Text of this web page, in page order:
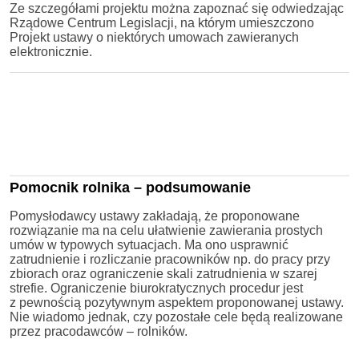
Ze szczegółami projektu można zapoznać się odwiedzając
Rządowe Centrum Legislacji, na którym umieszczono
Projekt ustawy o niektórych umowach zawieranych
elektronicznie.
Pomocnik rolnika – podsumowanie
Pomysłodawcy ustawy zakładają, że proponowane
rozwiązanie ma na celu ułatwienie zawierania prostych
umów w typowych sytuacjach. Ma ono usprawnić
zatrudnienie i rozliczanie pracowników np. do pracy przy
zbiorach oraz ograniczenie skali zatrudnienia w szarej
strefie. Ograniczenie biurokratycznych procedur jest
z pewnością pozytywnym aspektem proponowanej ustawy.
Nie wiadomo jednak, czy pozostałe cele będą realizowane
przez pracodawców – rolników.